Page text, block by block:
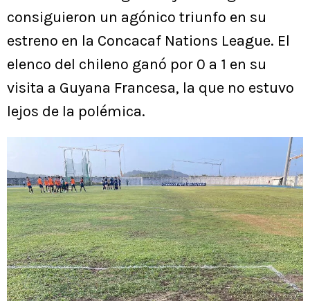
consiguieron un agónico triunfo en su
estreno en la Concacaf Nations League. El
elenco del chileno ganó por 0 a 1 en su
visita a Guyana Francesa, la que no estuvo
lejos de la polémica.